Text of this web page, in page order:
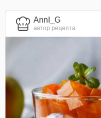
AnnI_G
автор рецепта